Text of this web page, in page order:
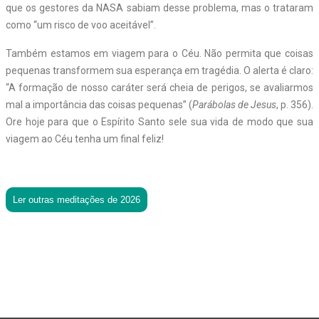
que os gestores da NASA sabiam desse problema, mas o trataram
como “um risco de voo aceitável”.
Também estamos em viagem para o Céu. Não permita que coisas
pequenas transformem sua esperança em tragédia. O alerta é claro:
“A formação de nosso caráter será cheia de perigos, se avaliarmos
mal a importância das coisas pequenas” (Parábolas de Jesus, p. 356).
Ore hoje para que o Espírito Santo sele sua vida de modo que sua
viagem ao Céu tenha um final feliz!
Ler outras meditações de 2026